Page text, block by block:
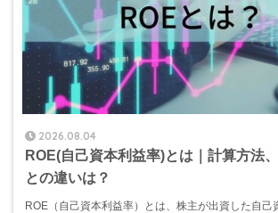
2026.08.04
ROE(自己資本利益率)とは｜計算方法
との違いは？
ROE（自己資本利益率）とは、株主が出資した自己